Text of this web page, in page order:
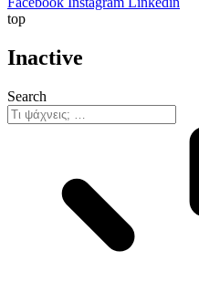
top
Inactive
Search